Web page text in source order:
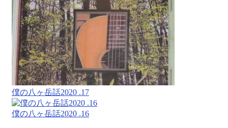
僕の八ヶ岳話2020 .17
僕の八ヶ岳話2020 .16